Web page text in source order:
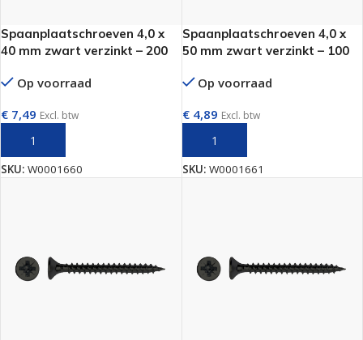
Spaanplaatschroeven 4,0 x
40 mm zwart verzinkt – 200
Op voorraad
€ 7,49 Excl. btw
SKU: W0001660
Spaanplaatschroeven 4,0 x
50 mm zwart verzinkt – 100
Op voorraad
€4,89 Excl. btw
SKU: W0001661